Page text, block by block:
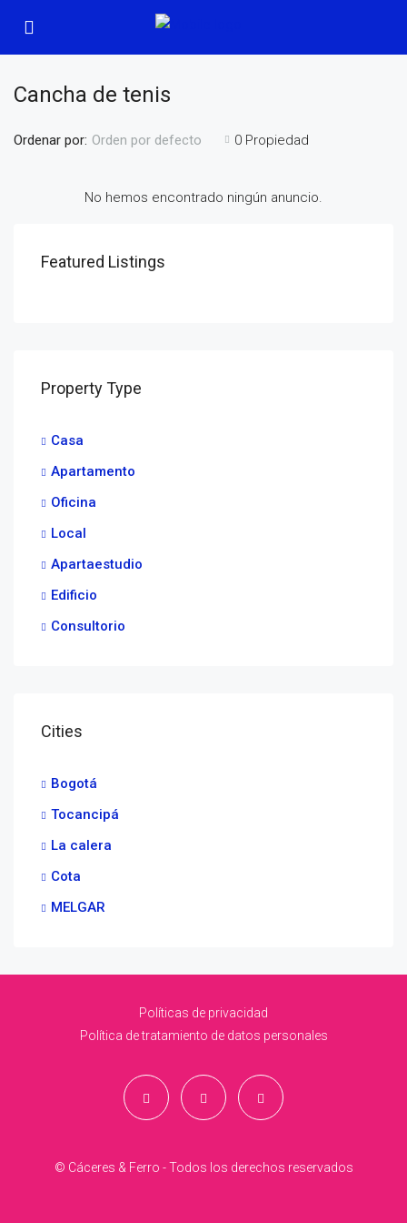
Cancha de tenis
0 Propiedad
Ordenar por: Orden por defecto
No hemos encontrado ningún anuncio.
Featured Listings
Property Type
Casa
Apartamento
Oficina
Local
Apartaestudio
Edificio
Consultorio
Cities
Bogotá
Tocancipá
La calera
Cota
MELGAR
Políticas de privacidad
Política de tratamiento de datos personales
© Cáceres & Ferro - Todos los derechos reservados